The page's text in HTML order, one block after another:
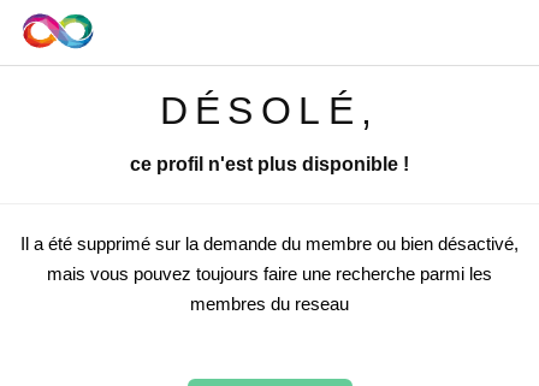
DÉSOLÉ,
ce profil n'est plus disponible !
Il a été supprimé sur la demande du membre ou bien désactivé,
mais vous pouvez toujours faire une recherche parmi les
membres du reseau